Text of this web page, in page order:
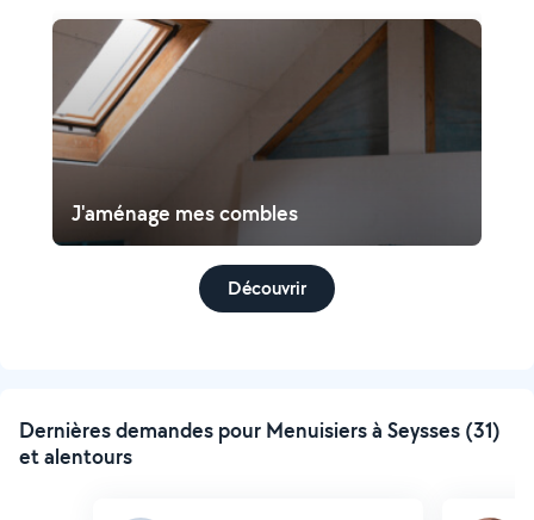
J'aménage mes combles
Découvrir
Dernières demandes pour Menuisiers à Seysses (31)
et alentours